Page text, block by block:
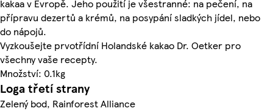
kakaa v Evropě. Jeho použití je všestranné: na pečení, na
přípravu dezertů a krémů, na posypání sladkých jídel, nebo
do nápojů.
Vyzkoušejte prvotřídní Holandské kakao Dr. Oetker pro
všechny vaše recepty.
Množství: 0.1kg
Loga třetí strany
Zelený bod, Rainforest Alliance